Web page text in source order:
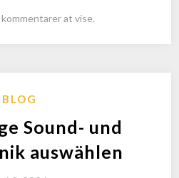
at vise.
BLOG
Sound- und
auswählen